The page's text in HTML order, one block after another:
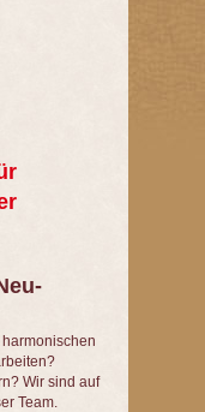
Wir sind auf
Team.